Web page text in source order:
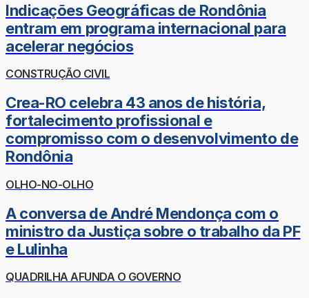
Indicações Geográficas de Rondônia
entram em programa internacional para
acelerar negócios
CONSTRUÇÃO CIVIL
Crea-RO celebra 43 anos de história,
fortalecimento profissional e
compromisso com o desenvolvimento de
Rondônia
OLHO-NO-OLHO
A conversa de André Mendonça com o
ministro da Justiça sobre o trabalho da PF
e Lulinha
QUADRILHA AFUNDA O GOVERNO